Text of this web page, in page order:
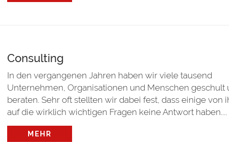
Consulting
In den vergangenen Jahren haben wir viele tausend
Unternehmen, Organisationen und Menschen geschult
beraten. Sehr oft stellten wir dabei fest, dass einige von
auf die wirklich wichtigen Fragen keine Antwort haben....
MEHR